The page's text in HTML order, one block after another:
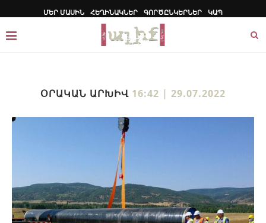
ՄԵՐ ՄԱՍԻՆ ՀԵՂԻՆԱԿՆԵՐ ԳՈՐԾԸՆԿԵՐՆԵՐ ԿԱՊ
ՕՐԱԿԱՆ ԱՐԽԻՎ 16:42 | 29.07.2022